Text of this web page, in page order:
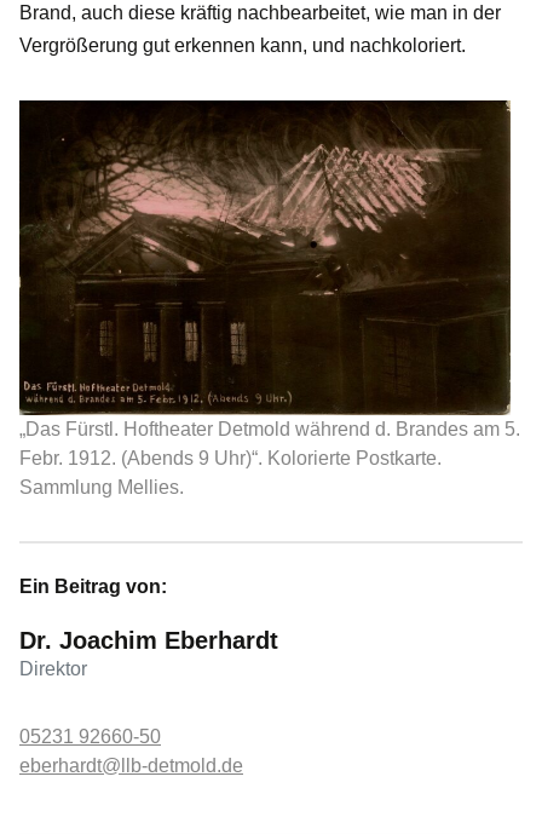
Brand, auch diese kräftig nachbearbeitet, wie man in der
Vergrößerung gut erkennen kann, und nachkoloriert.
„Das Fürstl. Hoftheater Detmold während d. Brandes am 5.
Febr. 1912. (Abends 9 Uhr)“. Kolorierte Postkarte.
Sammlung Mellies.
Ein Beitrag von:
Dr. Joachim Eberhardt
Direktor
05231 92660-50
eberhardt@llb-detmold.de